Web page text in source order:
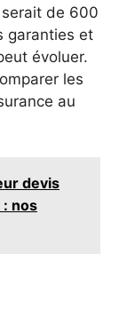
serait de 600
garanties et
évoluer.
les
au
devis
nos